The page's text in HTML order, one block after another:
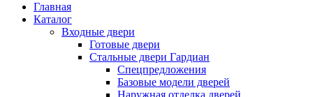
Главная
Каталог
Входные двери
Готовые двери
Стальные двери Гардиан
Спецпредложения
Базовые модели дверей
Наружная отделка дверей